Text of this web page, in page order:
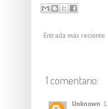
Entrada más reciente
1 comentario:
Unknown